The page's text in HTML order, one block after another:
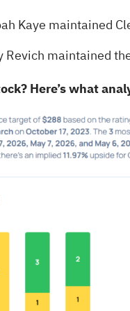
Kaye maintained
Revich maintained
Here’s what